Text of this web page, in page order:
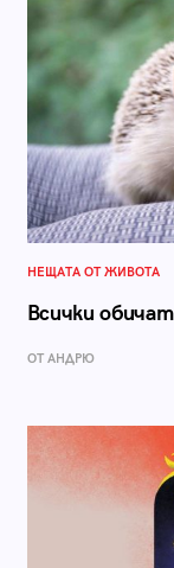
НЕЩАТА ОТ ЖИВОТА
Всички
ОТ АНДРЮ